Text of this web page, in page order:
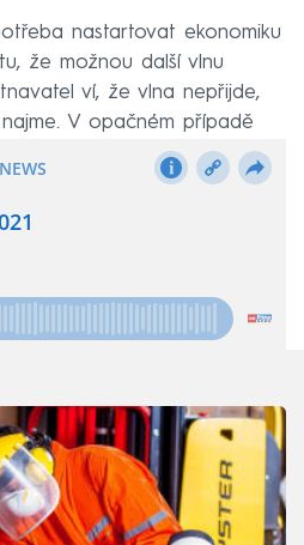
nastartovat ekonomiku
že možnou další vlnu
ví, že vlna nepřijde,
V opačném případě